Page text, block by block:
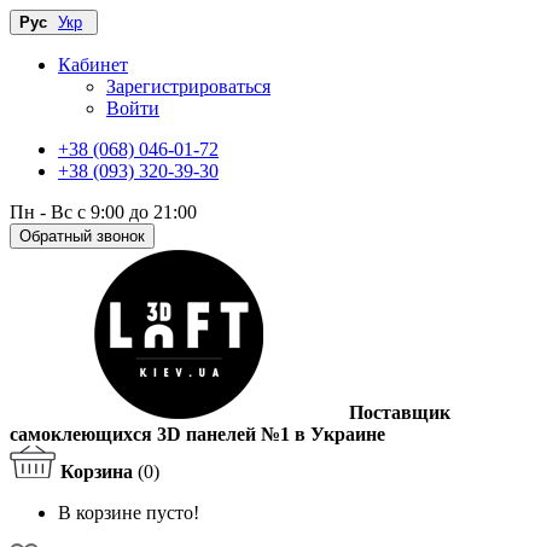
Рус Укр
Кабинет
Зарегистрироваться
Войти
+38 (068) 046-01-72
+38 (093) 320-39-30
Пн - Вс с 9:00 до 21:00
Обратный звонок
Поставщик
самоклеющихся 3D панелей №1 в Украине
Корзина (0)
В корзине пусто!